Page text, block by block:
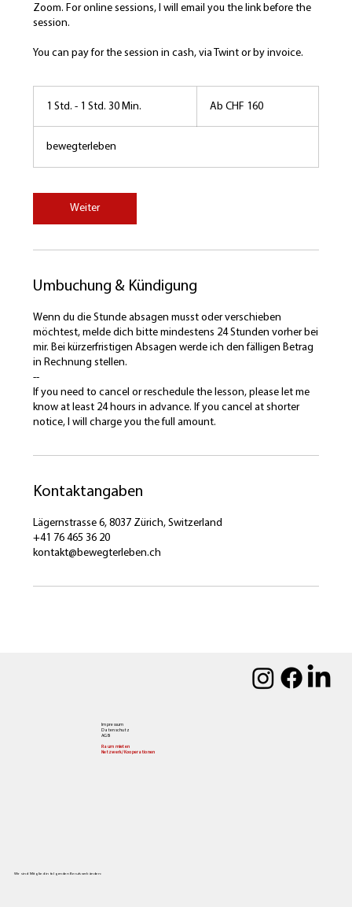
Zoom. For online sessions, I will email you the link before the
session.
1 Std. - 1 Std. 30 Min.
-
i
.
Schweizer
Ab CHF 160
bewegterleben
Weiter
Umbuchung & Kündigung
Wenn du die Stunde absagen musst oder verschieben
möchtest, melde dich bitte mindestens 24 Stunden vorher bei
mir. Bei kürzerfristigen Absagen werde ich den fälligen Betrag
in Rechnung stellen.
--
If you need to cancel or reschedule the lesson, please let me
know at least 24 hours in advance. If you cancel at shorter
notice, I will charge you the full amount.
Kontaktangaben
Lägernstrasse 6, 8037 Zürich, Switzerland
+41 76 465 36 20
kontakt@bewegterleben.ch
Wir sind Mitglied in folgenden Berufsverbänden:
Impressum
Datenschutz
AGB
Raum mieten
Netzwerk/Kooperationen